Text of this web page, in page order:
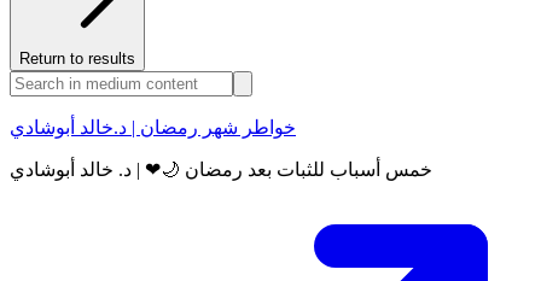
Return to results
خواطر شهر رمضان | د.خالد أبوشادي
خمس أسباب للثبات بعد رمضان 🌙❤ | د. خالد أبوشادي